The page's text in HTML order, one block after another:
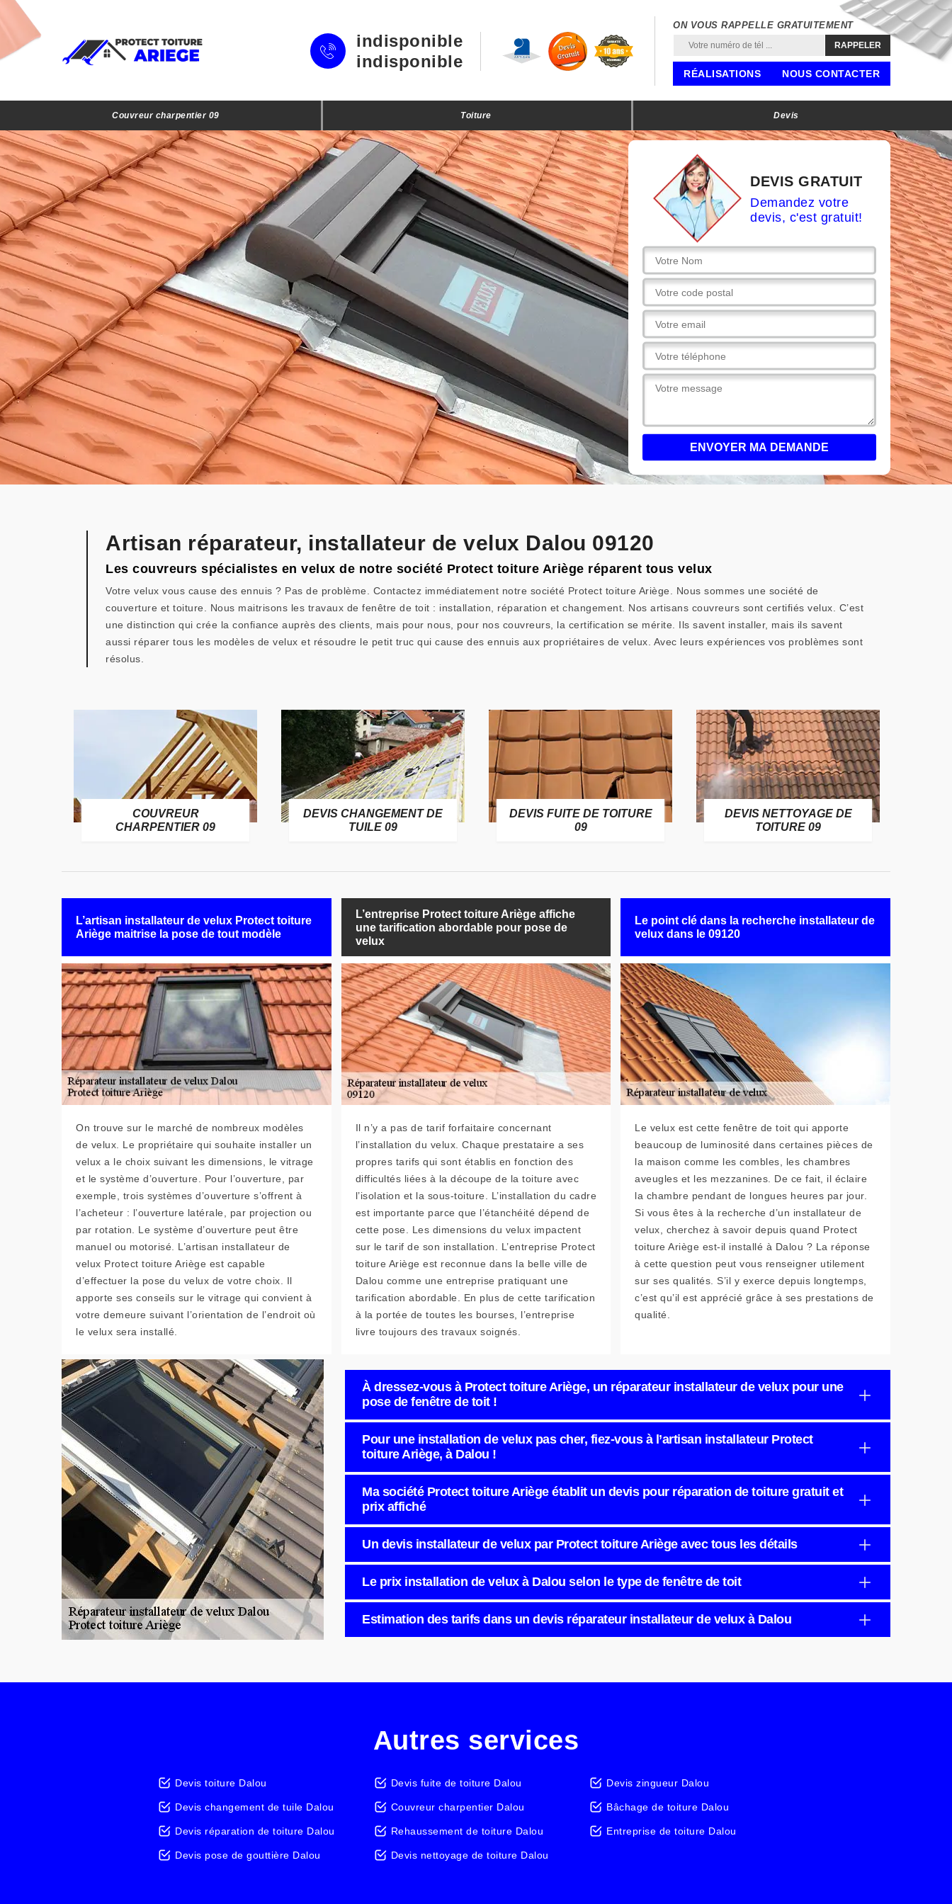
indisponible
indisponible
ON VOUS RAPPELLE GRATUITEMENT
RÉALISATIONS NOUS CONTACTER
Couvreur charpentier 09 Toiture Devis
DEVIS GRATUIT
Demandez votre
devis, c'est gratuit!
Artisan réparateur, installateur de velux Dalou 09120
Les couvreurs spécialistes en velux de notre société Protect toiture Ariège réparent tous velux
Votre velux vous cause des ennuis ? Pas de problème. Contactez immédiatement notre société Protect toiture Ariège. Nous sommes une société de
couverture et toiture. Nous maitrisons les travaux de fenêtre de toit : installation, réparation et changement. Nos artisans couvreurs sont certifiés velux. C’est
une distinction qui crée la confiance auprès des clients, mais pour nous, pour nos couvreurs, la certification se mérite. Ils savent installer, mais ils savent
aussi réparer tous les modèles de velux et résoudre le petit truc qui cause des ennuis aux propriétaires de velux. Avec leurs expériences vos problèmes sont
résolus.
COUVREUR
CHARPENTIER 09
DEVIS CHANGEMENT DE
TUILE 09
DEVIS FUITE DE TOITURE
09
DEVIS NETTOYAGE DE
TOITURE 09
L’artisan installateur de velux Protect toiture
Ariège maitrise la pose de tout modèle
On trouve sur le marché de nombreux modèles
de velux. Le propriétaire qui souhaite installer un
velux a le choix suivant les dimensions, le vitrage
et le système d’ouverture. Pour l’ouverture, par
exemple, trois systèmes d’ouverture s’offrent à
l’acheteur : l’ouverture latérale, par projection ou
par rotation. Le système d’ouverture peut être
manuel ou motorisé. L’artisan installateur de
velux Protect toiture Ariège est capable
d’effectuer la pose du velux de votre choix. Il
apporte ses conseils sur le vitrage qui convient à
votre demeure suivant l’orientation de l’endroit où
le velux sera installé.
L’entreprise Protect toiture Ariège affiche
une tarification abordable pour pose de
velux
Il n’y a pas de tarif forfaitaire concernant
l’installation du velux. Chaque prestataire a ses
propres tarifs qui sont établis en fonction des
difficultés liées à la découpe de la toiture avec
l’isolation et la sous-toiture. L’installation du cadre
est importante parce que l’étanchéité dépend de
cette pose. Les dimensions du velux impactent
sur le tarif de son installation. L’entreprise Protect
toiture Ariège est reconnue dans la belle ville de
Dalou comme une entreprise pratiquant une
tarification abordable. En plus de cette tarification
à la portée de toutes les bourses, l’entreprise
livre toujours des travaux soignés.
Le point clé dans la recherche installateur de
velux dans le 09120
Le velux est cette fenêtre de toit qui apporte
beaucoup de luminosité dans certaines pièces de
la maison comme les combles, les chambres
aveugles et les mezzanines. De ce fait, il éclaire
la chambre pendant de longues heures par jour.
Si vous êtes à la recherche d’un installateur de
velux, cherchez à savoir depuis quand Protect
toiture Ariège est-il installé à Dalou ? La réponse
à cette question peut vous renseigner utilement
sur ses qualités. S’il y exerce depuis longtemps,
c’est qu’il est apprécié grâce à ses prestations de
qualité.
À dressez-vous à Protect toiture Ariège, un réparateur installateur de velux pour une
pose de fenêtre de toit !
Pour une installation de velux pas cher, fiez-vous à l’artisan installateur Protect
toiture Ariège, à Dalou !
Ma société Protect toiture Ariège établit un devis pour réparation de toiture gratuit et
prix affiché
Un devis installateur de velux par Protect toiture Ariège avec tous les détails
Le prix installation de velux à Dalou selon le type de fenêtre de toit
Estimation des tarifs dans un devis réparateur installateur de velux à Dalou
Autres services
Devis toiture Dalou
Devis changement de tuile Dalou
Devis réparation de toiture Dalou
Devis pose de gouttière Dalou
Devis fuite de toiture Dalou
Couvreur charpentier Dalou
Rehaussement de toiture Dalou
Devis nettoyage de toiture Dalou
Devis zingueur Dalou
Bâchage de toiture Dalou
Entreprise de toiture Dalou